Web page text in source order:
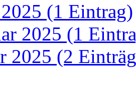
(1 Eintrag)
2025 (1
2025 (2